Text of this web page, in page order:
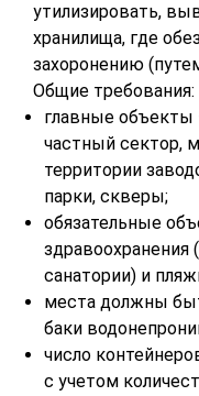
утилизировать,
хранилища, где
захоронению
Общие требования:
главные
частный сектор,
территории
парки, скверы;
обязательные
санатории) и
места должны
баки
число
с учетом